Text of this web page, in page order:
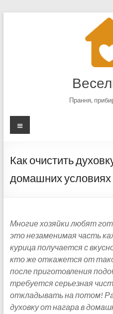
Прання,
Меню
Как очистить
домашних условиях
Многие хозяйки любят
это незаменимая часть
курица получается с
кто же откажется от
после приготовления
требуется серьезная
откладывать на потом!
духовку от нагара в